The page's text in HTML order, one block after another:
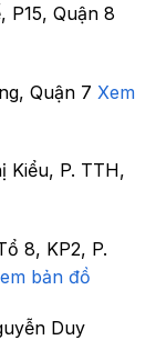
P15, Quận 8
Quận 7 Xem
Kiểu, P. TTH,
8, KP2, P.
bản đồ
Duy